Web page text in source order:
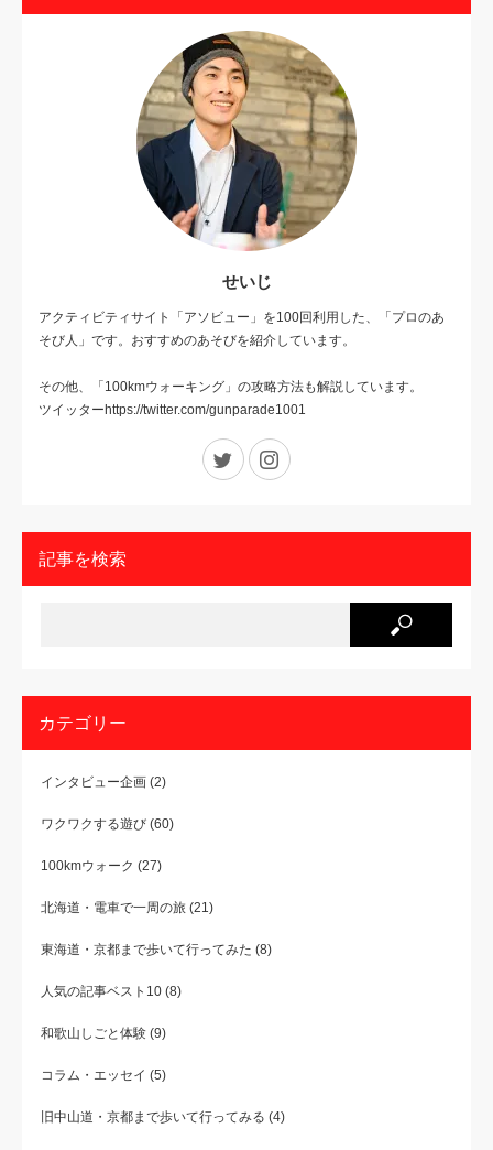
せいじ
アクティビティサイト「アソビュー」を100回利用した、「プロのあ
そび人」です。おすすめのあそびを紹介しています。
その他、「100kmウォーキング」の攻略方法も解説しています。
ツイッターhttps://twitter.com/gunparade1001
Twitter
記事を検索
カテゴリー
インタビュー企画 (2)
ワクワクする遊び (60)
100kmウォーク (27)
北海道・電車で一周の旅 (21)
東海道・京都まで歩いて行ってみた (8)
人気の記事ベスト10 (8)
和歌山しごと体験 (9)
コラム・エッセイ (5)
旧中山道・京都まで歩いて行ってみる (4)